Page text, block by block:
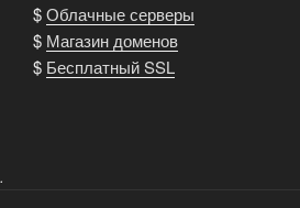
$Облачные серверы
$ Магазин доменов
$ Бесплатный SSL
.